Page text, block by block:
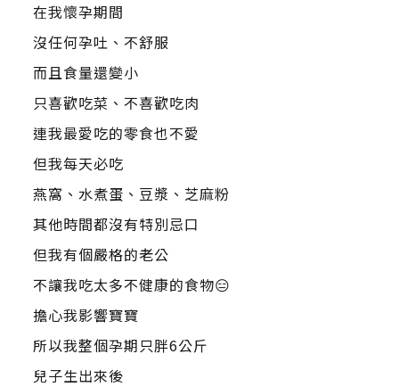
在我懷孕期間
沒任何孕吐、不舒服
而且食量還變小
只喜歡吃菜、不喜歡吃肉
連我最愛吃的零食也不愛
但我每天必吃
燕窩、水煮蛋、豆漿、芝麻粉
其他時間都沒有特別忌口
但我有個嚴格的老公
不讓我吃太多不健康的食物😑
擔心我影響寶寶
所以我整個孕期只胖6公斤
兒子生出來後